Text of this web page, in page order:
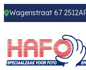
Wagenstraat 67